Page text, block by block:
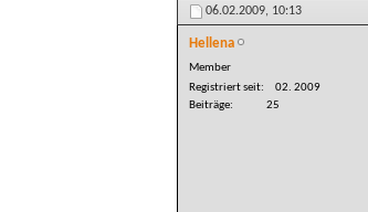
06.02.2009, 10:13
Hellena
Member
Registriert seit
02. 2009
Beiträge
25